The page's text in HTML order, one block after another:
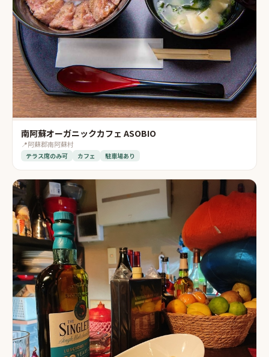
南阿蘇オーガニックカフェ ASOBIO
📍阿蘇郡南阿蘇村
テラス席のみ可 カフェ 駐車場あり